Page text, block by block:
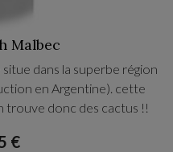
Malbec
dans la superbe région
en Argentine). cette
trouve donc des cactus !!
€